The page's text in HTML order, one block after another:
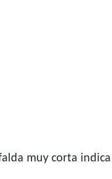
muy corta